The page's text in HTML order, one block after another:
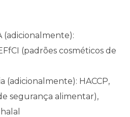
(adicionalmente):
(padrões cosméticos de
(adicionalmente): HACCP,
segurança alimentar),